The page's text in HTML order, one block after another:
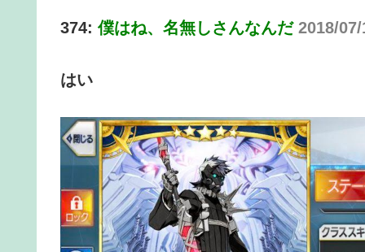
374:僕はね、名無しさんなんだ 2018/
はい